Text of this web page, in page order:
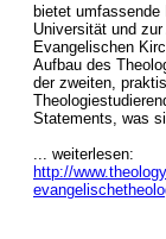
bietet
Universität und
Evangelischen
Aufbau des
der zweiten,
Statements, was
... weiterlesen:
http://